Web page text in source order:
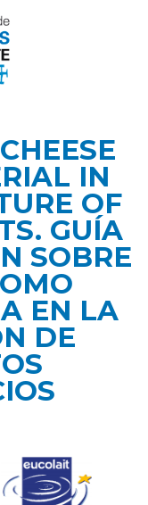
IN
OF
GUÍA
SOBRE
EN LA
DE